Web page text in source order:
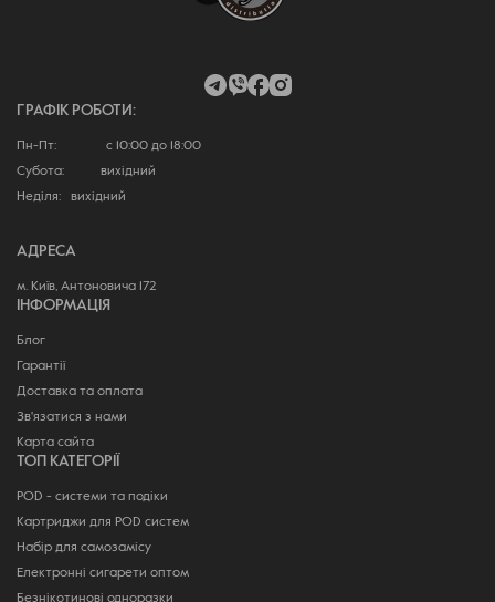
ГРАФІК РОБОТИ:
Пн-Пт: с 10:00 до 18:00
Субота: вихідний
Неділя: вихідний
АДРЕСА
м. Київ, Антоновича 172
ІНФОРМАЦІЯ
Блог
Гарантії
Доставка та оплата
Зв'язатися з нами
Карта сайта
ТОП КАТЕГОРІЇ
POD - системи та подіки
Картриджи для POD систем
Набір для самозамісу
Електронні сигарети оптом
Безнікотинові одноразки